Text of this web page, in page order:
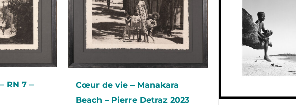
RN 7 –
Cœur de vie – Manakara
Beach – Pierre Detraz 2023